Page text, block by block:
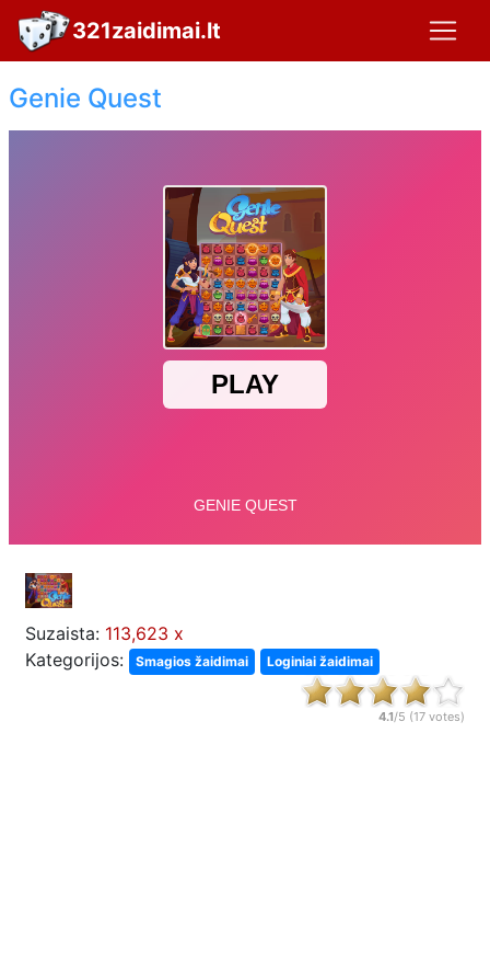
321zaidimai.lt
Genie Quest
Suzaista: 113,623 x
Kategorijos:
Smagios žaidimai Loginiai žaidimai
4.1/5 (17 votes)